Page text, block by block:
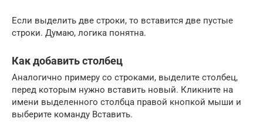
Если выделить две строки, то вставится две пустые
строки. Думаю, логика понятна.
Как добавить столбец
Аналогично примеру со строками, выделите столбец,
перед которым нужно вставить новый. Кликните на
имени выделенного столбца правой кнопкой мыши и
выберите команду Вставить.